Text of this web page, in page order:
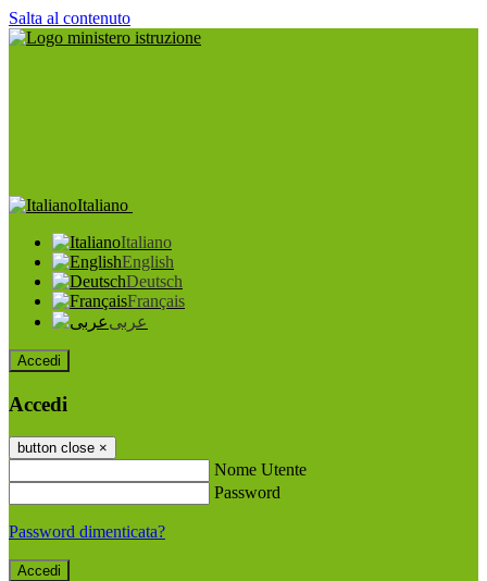
Salta al contenuto
Italiano
Italiano
English
Deutsch
Français
عربى
Accedi
Accedi
button close ×
Nome Utente
Password
Password dimenticata?